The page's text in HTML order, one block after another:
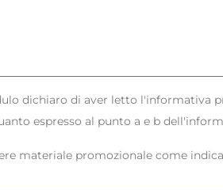
dichiaro di aver letto l'informativa
espresso al punto a e b
materiale promozionale come